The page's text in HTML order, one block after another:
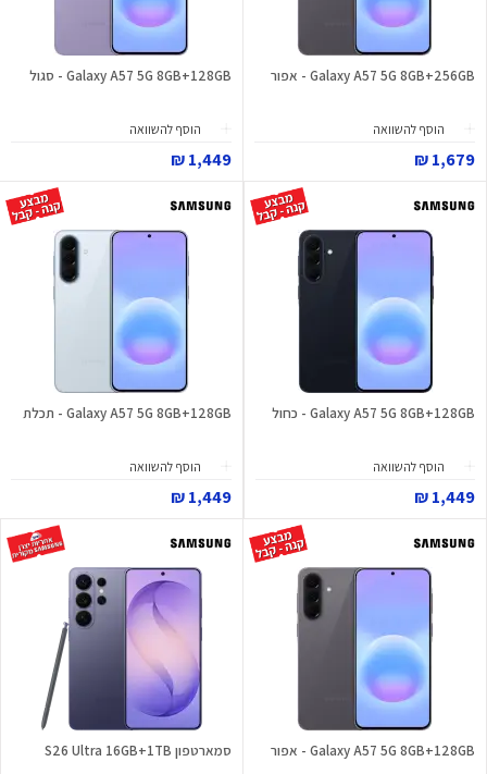
Galaxy A57 5G 8GB+256GB - אפור
הוסף להשוואה
1,679 ₪
Galaxy A57 5G 8GB+128GB - סגול
הוסף להשוואה
1,449 ₪
Galaxy A57 5G 8GB+128GB - כחול
הוסף להשוואה
1,449 ₪
Galaxy A57 5G 8GB+128GB - תכלת
הוסף להשוואה
1,449 ₪
Galaxy A57 5G 8GB+128GB - אפור סמארטפון S26 Ultra 16GB+1TB